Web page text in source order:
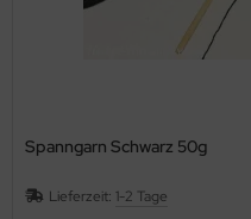
Spanngarn Schwarz 50g
Lieferzeit: 1-2 Tage